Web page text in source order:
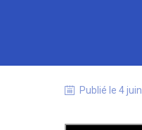
Publié le 4